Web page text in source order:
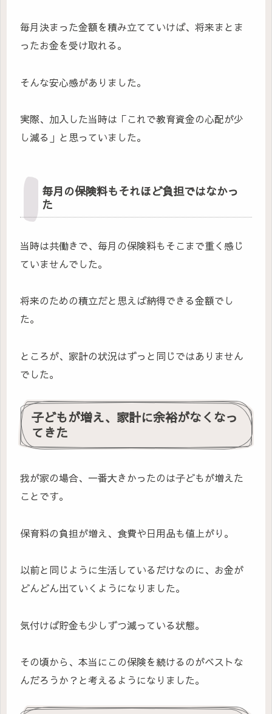
毎月決まった金額を積み立てていけば、将来まとま
ったお金を受け取れる。
そんな安心感がありました。
実際、加入した当時は「これで教育資金の心配が少
し減る」と思っていました。
毎月の保険料もそれほど負担ではなかっ
た
当時は共働きで、毎月の保険料もそこまで重く感じ
ていませんでした。
将来のための積立だと思えば納得できる金額でし
た。
ところが、家計の状況はずっと同じではありません
でした。
子どもが増え、家計に余裕がなくなっ
てきた
我が家の場合、一番大きかったのは子どもが増えた
ことです。
保育料の負担が増え、食費や日用品も値上がり。
以前と同じように生活しているだけなのに、お金が
どんどん出ていくようになりました。
気付けば貯金も少しずつ減っている状態。
その頃から、本当にこの保険を続けるのがベストな
んだろうか？と考えるようになりました。